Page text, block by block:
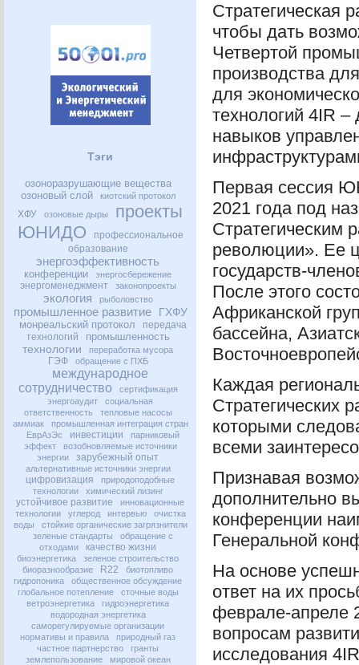
Тэги
озоноразрушающие вещества
озоновый слой
киотский протокол
ХФУ озоновые дыры
проекты
ЮНИДО
профессиональное
образование
энергоэффективность
конференции энергосбережение
энергоменеджмент законопроекты
экология рыболовство
промышленное развитие ГХФУ
монреальский протокол
передача
технологий
промышленность
технологии переработка мусора
ГЭФ обращение с ПХБ
международное
сотрудничество
сертификация
энергоаудит
социальная
ответственность
тепловые насосы
аммиак
промышленная интеграция стран
ЕврАзЭс
инвестиции
парниковый
эффект
возобновляемые источники
энергии
зарубежный опыт
альтернативные источники энергии
цифровизация
природоподобные
технологии
химический лизинг
устойчивое развитие
инновационные
технологии
углерод интервью
очистка
воды
стойкие органические загрязнители
зеленые стандарты
обращение с
отходами
качество жизни
биоэнергетика
зеленое строительство
биоразнообразие
R22
биотопливо
гидропоника
общественное обсуждение
глобальное потепление
сточные воды
ветроэнергетика
гидроэнергетика
водородная энергетика
саморегулируемые организации
нормативы и правила
природный газ
частное партнерство
гранты
землепользование
мировой океан
Стратегическая
чтобы дать
Четвертой
производства
для
технологий 4IR –
навыков
Первая сессия
2021 года под
Стратегическим
революции». Ее
государств-
После этого
Африканской
бассейна,
Каждая
Стратегических
которыми
всеми
Признавая
дополнительно
конференции
Генеральной
На основе
ответ на их
феврале-апреле
вопросам
исследования